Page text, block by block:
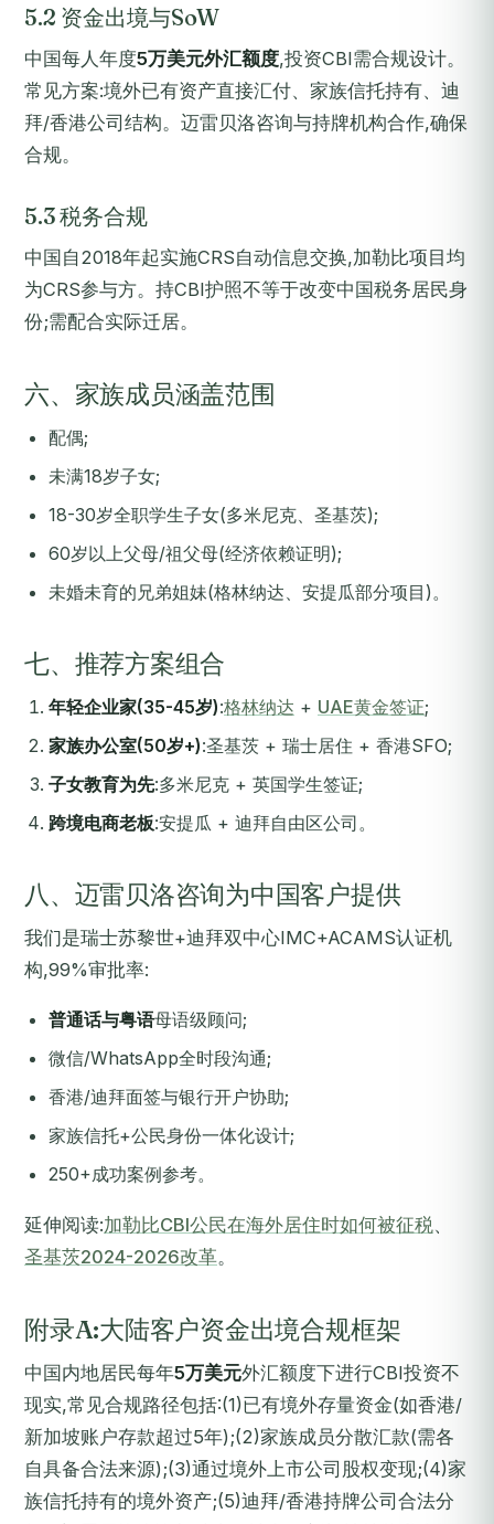
5.2 资金出境与SoW
中国每人年度5万美元外汇额度,投资CBI需合规设计。
常见方案:境外已有资产直接汇付、家族信托持有、迪
拜/香港公司结构。迈雷贝洛咨询与持牌机构合作,确保
合规。
5.3 税务合规
中国自2018年起实施CRS自动信息交换,加勒比项目均
为CRS参与方。持CBI护照不等于改变中国税务居民身
份;需配合实际迁居。
六、家族成员涵盖范围
配偶;
未满18岁子女;
18-30岁全职学生子女(多米尼克、圣基茨);
60岁以上父母/祖父母(经济依赖证明);
未婚未育的兄弟姐妹(格林纳达、安提瓜部分项目)。
七、推荐方案组合
年轻企业家(35-45岁):格林纳达 + UAE黄金签证;
家族办公室(50岁+):圣基茨 + 瑞士居住 + 香港SFO;
子女教育为先:多米尼克 + 英国学生签证;
跨境电商老板:安提瓜 + 迪拜自由区公司。
八、迈雷贝洛咨询为中国客户提供
我们是瑞士苏黎世+迪拜双中心IMC+ACAMS认证机
构,99%审批率:
普通话与粤语母语级顾问;
微信/WhatsApp全时段沟通;
香港/迪拜面签与银行开户协助;
家族信托+公民身份一体化设计;
250+成功案例参考。
延伸阅读:加勒比CBI公民在海外居住时如何被征税、
圣基茨2024-2026改革。
附录A:大陆客户资金出境合规框架
中国内地居民每年5万美元外汇额度下进行CBI投资不
现实,常见合规路径包括:(1)已有境外存量资金(如香港/
新加坡账户存款超过5年);(2)家族成员分散汇款(需各
自具备合法来源);(3)通过境外上市公司股权变现;(4)家
族信托持有的境外资产;(5)迪拜/香港持牌公司合法分